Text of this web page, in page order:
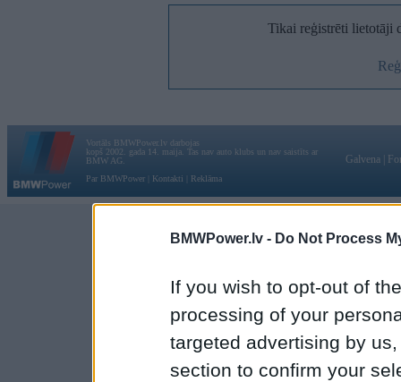
BMWPower.lv - Do Not Process
If you wish to opt-out of
processing of your
targeted advertising by
section to confirm your
Tikai reģistrēti lietotāji
Vortāls BMWPower.lv darbojas
kopš 2002. gada 14. maija. Tas nav auto klubs un nav saistīts ar
BMW AG.
Par BMWPower
Kontakti Reklāma
Galvena